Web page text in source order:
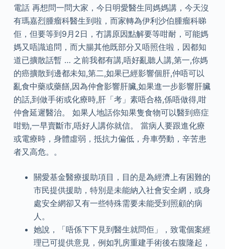
電話 再想問一問大家，今日明愛醫生同媽媽講，今天沒
有瑪嘉烈腫瘤科醫生到啦，而家轉為伊利沙伯腫瘤科睇
佢，但要等到9月2日，冇講原因點解要等咁耐，可能媽
媽又唔識追問，而大腸其他既部分又唔照住啦，因都知
道已擴散話暫 … 之前我都有講,唔好亂聽人講,第一,你媽
的癌擴散到邊都未知,第二,如果已經影響個肝,仲唔可以
亂食中藥或藥饍,因為仲會影響肝臟,如果進一步影響肝臟
的話,到做手術或化療時,肝「考」素唔合格,係唔做得,咁
仲會延遲醫治。 如果人地話你知果隻食物可以醫到癌症
咁勁,一早賣斷市,唔好人講你就信。 當病人要跟進化療
或電療時，身體虛弱，抵抗力偏低，舟車勞動，辛苦患
者又高危。。
關愛基金醫療援助項目，目的是為經濟上有困難的
市民提供援助，特別是未能納入社會安全網，或身
處安全網卻又有一些特殊需要未能受到照顧的病
人。
她說，「唔係下下見到醫生就問佢」，致電個案經
理已可提供意見，例如乳房重建手術後右腹隆起，